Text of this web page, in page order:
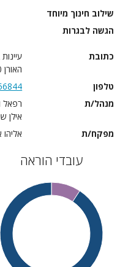
שילוב חינוך מיוחד
הגשה לבגרות
כתובת
עיינות 2, דימונה
האורן 20, דימונה
טלפון
מנהל/ת
רפאל
אילן
מפקח/ת
אליהו
עובדי הוראה